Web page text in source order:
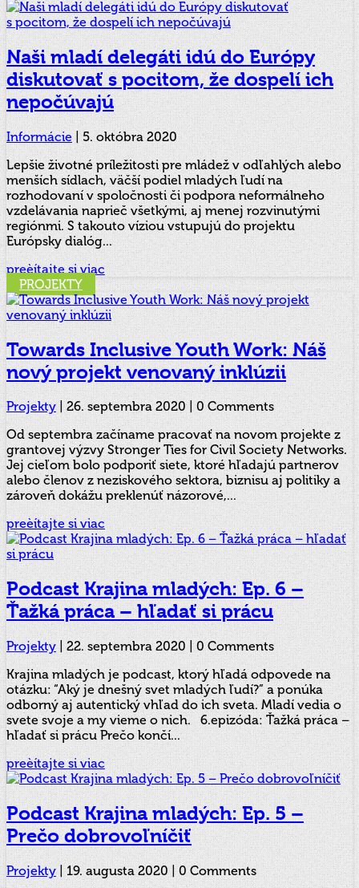
Naši mladí delegáti idú do Európy
diskutovať s pocitom, že dospelí ich
nepočúvajú
Informácie|5. októbra 2020
Lepšie životné príležitosti pre mládež v odľahlých alebo
menších sídlach, väčší podiel mladých ľudí na
rozhodovaní v spoločnosti či podpora neformálneho
vzdelávania naprieč všetkými, aj menej rozvinutými
regiónmi. S takouto víziou vstupujú do projektu
Európsky dialóg...
preèítajte si viac
PROJEKTY
Towards Inclusive Youth Work: Náš
nový projekt venovaný inklúzii
Projekty|26. septembra 2020| 0 Comments
Od septembra začíname pracovať na novom projekte z
grantovej výzvy Stronger Ties for Civil Society Networks.
Jej cieľom bolo podporiť siete, ktoré hľadajú partnerov
alebo členov z neziskového sektora, biznisu aj politiky a
zároveň dokážu preklenúť názorové,...
preèítajte si viac
Podcast Krajina mladých: Ep. 6 –
Ťažká práca – hľadať si prácu
Projekty|22. septembra 2020| 0 Comments
Krajina mladých je podcast, ktorý hľadá odpovede na
otázku: “Aký je dnešný svet mladých ľudí?” a ponúka
odborný aj autentický vhľad do ich sveta. Mladí vedia o
svete svoje a my vieme o nich. 6.epizóda: Ťažká práca –
hľadať si prácu Prečo končí...
preèítajte si viac
Podcast Krajina mladých: Ep. 5 –
Prečo dobrovoľníčiť
Projekty|19. augusta 2020| 0 Comments